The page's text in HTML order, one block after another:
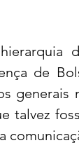
de
generais
talvez